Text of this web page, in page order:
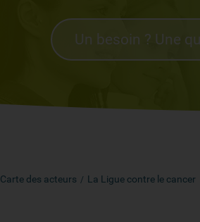
Carte des acteurs La Ligue contre le cancer